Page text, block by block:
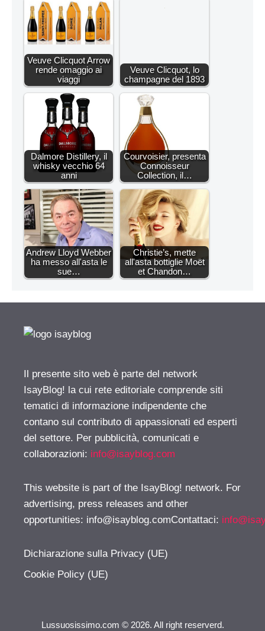
Veuve Clicquot Arrow
rende omaggio ai
viaggi
Veuve Clicquot, lo
champagne del 1893
Dalmore Distillery, il
whisky vecchio 64
anni
Courvoisier, presenta
Connoisseur
Collection, il…
Andrew Lloyd Webber
ha messo all'asta le
sue…
Christie’s, mette
all'asta bottiglie Moët
et Chandon…
Il presente sito web è parte del network
IsayBlog! la cui rete editoriale comprende siti
tematici di informazione indipendente che
contano sul contributo di appassionati ed esperti
del settore. Per pubblicità, comunicati e
collaborazioni: info@isayblog.com
This website is part of the IsayBlog! network. For
advertising, press releases and other
opportunities: info@isayblog.comContattaci:
Dichiarazione sulla Privacy (UE)
Cookie Policy (UE)
Lussuosissimo.com © 2026. All right reserverd.